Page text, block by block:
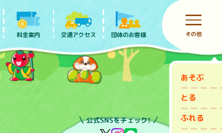
あそぶ
とる
ふれる
料金案内 交通アクセス 団体のお客様 その他
前売りチケット
公式SNSをチェック！